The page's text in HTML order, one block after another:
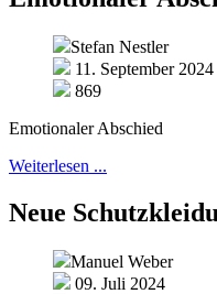
Stefan Nestler
11. September 2024
869
Emotionaler Abschied
Weiterlesen ...
Neue
Manuel Weber
09. Juli 2024